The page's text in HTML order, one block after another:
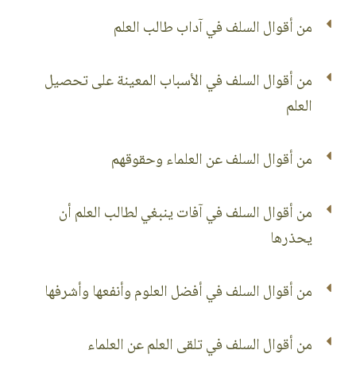
من أقوال السلف في آداب طالب العلم
من أقوال السلف في الأسباب المعينة على تحصيل
العلم
من أقوال السلف عن العلماء وحقوقهم
من أقوال السلف في آفات ينبغي لطالب العلم أن
يحذرها
من أقوال السلف في أفضل العلوم وأنفعها وأشرفها
من أقوال السلف في تلقى العلم عن العلماء